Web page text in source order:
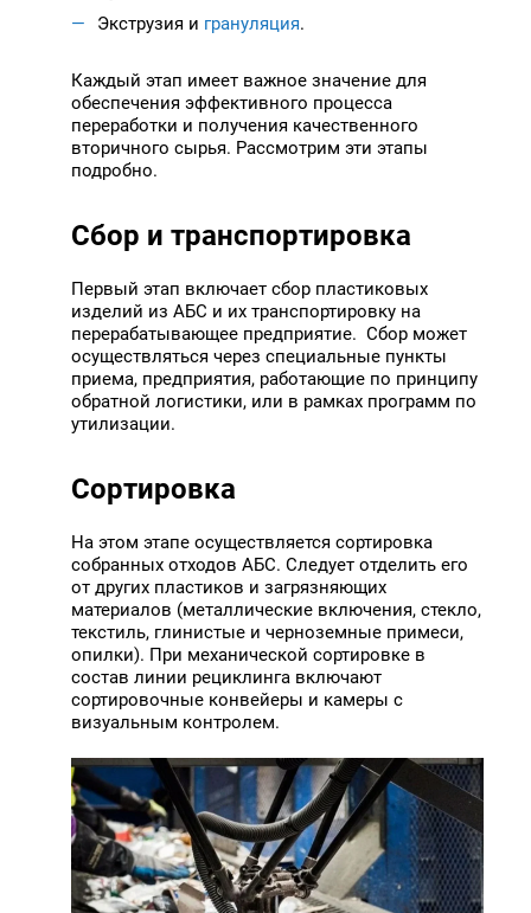
Экструзия и грануляция.
Каждый этап имеет важное значение для
обеспечения эффективного процесса
переработки и получения качественного
вторичного сырья. Рассмотрим эти этапы
подробно.
Сбор и транспортировка
Первый этап включает сбор пластиковых
изделий из АБС и их транспортировку на
перерабатывающее предприятие. Сбор может
осуществляться через специальные пункты
приема, предприятия, работающие по принципу
обратной логистики, или в рамках программ по
утилизации.
Сортировка
На этом этапе осуществляется сортировка
собранных отходов АБС. Следует отделить его
от других пластиков и загрязняющих
материалов (металлические включения, стекло,
текстиль, глинистые и черноземные примеси,
опилки). При механической сортировке в
состав линии рециклинга включают
сортировочные конвейеры и камеры с
визуальным контролем.